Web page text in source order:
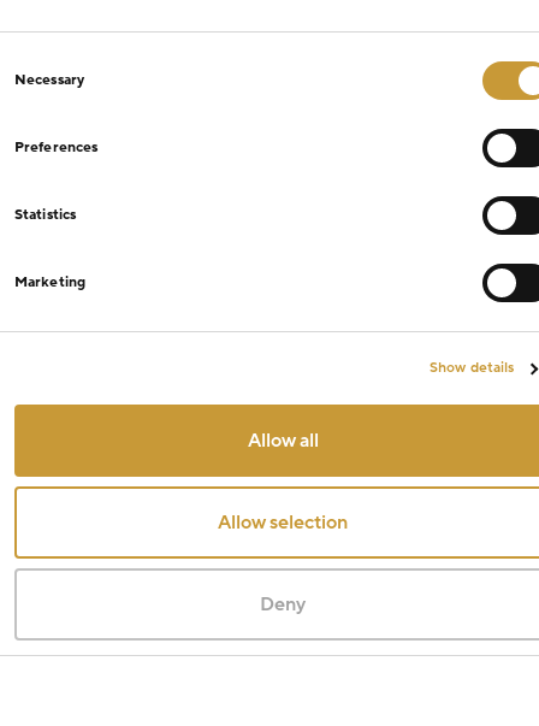
Selection
Necessary
Preferences
Statistics
Marketing
Show details
Allow all
Allow selection
Deny